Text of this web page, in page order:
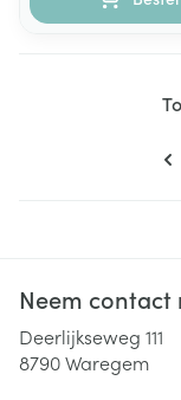
Neem contact
Deerlijkseweg 111
8790Waregem